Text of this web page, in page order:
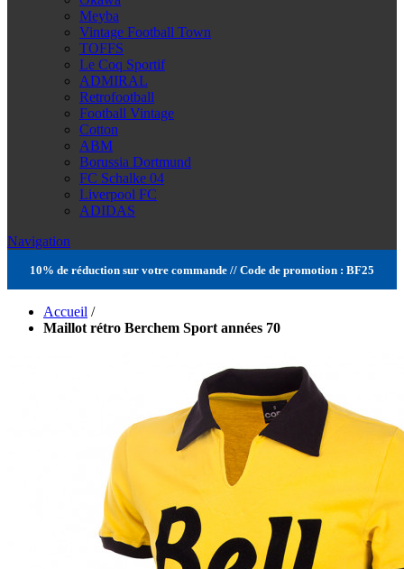
Meyba
Vintage Football Town
TOFFS
Le Coq Sportif
ADMIRAL
Retrofootball
Football Vintage
Cotton
ABM
Borussia Dortmund
FC Schalke 04
Liverpool FC
ADIDAS
Navigation
10% de réduction sur votre commande // Code de promotion : BF25
Accueil /
Maillot rétro Berchem Sport années 70